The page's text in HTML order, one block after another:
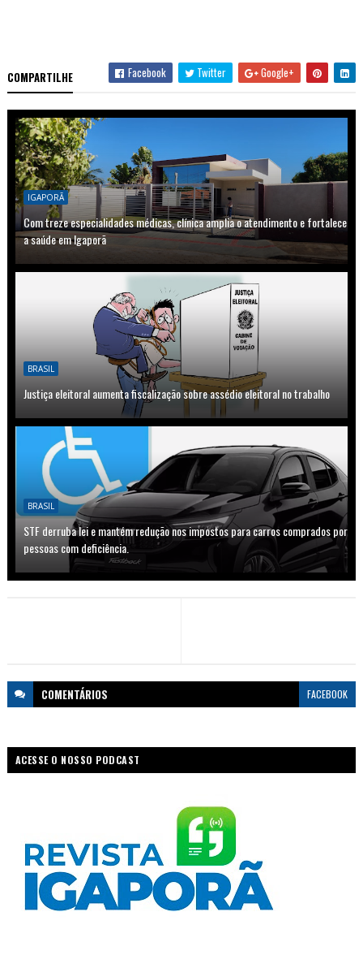
COMPARTILHE Facebook Twitter Google+
IGAPORÃ
Com treze especialidades médicas, clínica amplia o atendimento e fortalece
a saúde em Igaporã
BRASIL
Justiça eleitoral aumenta fiscalização sobre assédio eleitoral no trabalho
BRASIL
STF derruba lei e mantém redução nos impostos para carros comprados por
pessoas com deficiência.
COMENTÁRIOS FACEBOOK
ACESSE O NOSSO PODCAST